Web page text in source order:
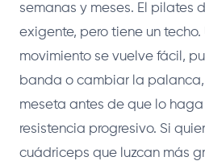
semanas y meses. El pilates
exigente, pero tiene un techo.
movimiento se vuelve fácil,
banda o cambiar la
meseta antes de que lo
resistencia progresivo. Si
cuádriceps que luzcan más